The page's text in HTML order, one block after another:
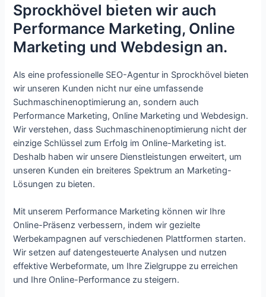
Sprockhövel bieten wir auch
Performance Marketing, Online
Marketing und Webdesign an.
Als eine professionelle SEO-Agentur in Sprockhövel bieten
wir unseren Kunden nicht nur eine umfassende
Suchmaschinenoptimierung an, sondern auch
Performance Marketing, Online Marketing und Webdesign.
Wir verstehen, dass Suchmaschinenoptimierung nicht der
einzige Schlüssel zum Erfolg im Online-Marketing ist.
Deshalb haben wir unsere Dienstleistungen erweitert, um
unseren Kunden ein breiteres Spektrum an Marketing-
Lösungen zu bieten.
Mit unserem Performance Marketing können wir Ihre
Online-Präsenz verbessern, indem wir gezielte
Werbekampagnen auf verschiedenen Plattformen starten.
Wir setzen auf datengesteuerte Analysen und nutzen
effektive Werbeformate, um Ihre Zielgruppe zu erreichen
und Ihre Online-Performance zu steigern.